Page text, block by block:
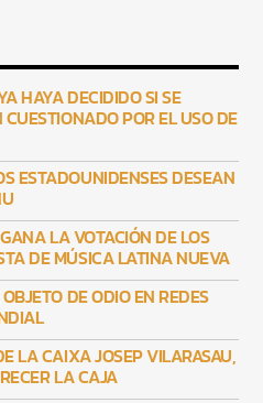
HAYA DECIDIDO SI SE
POR EL USO DE
ESTADOUNIDENSES DESEAN
LA VOTACIÓN DE LOS
DE MÚSICA LATINA NUEVA
DE ODIO EN REDES
LA CAIXA JOSEP VILARASAU,
LA CAJA